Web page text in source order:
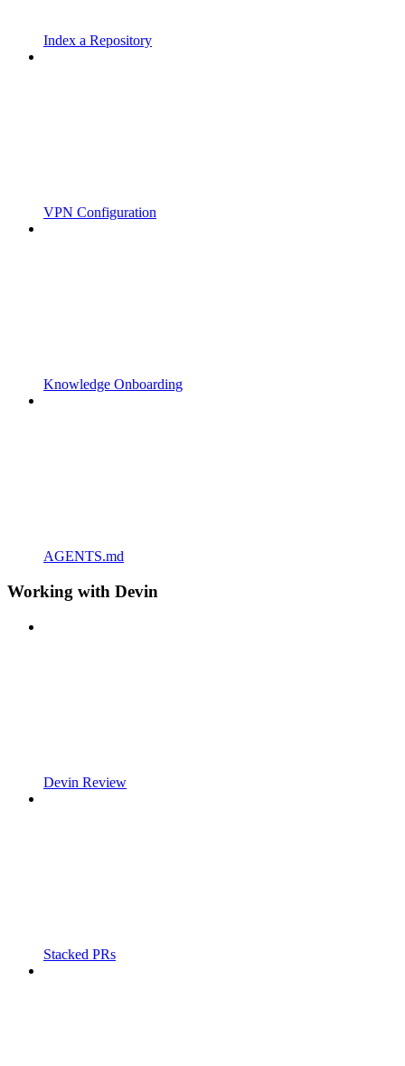
Index a Repository
VPN Configuration
Knowledge Onboarding
AGENTS.md
Working with Devin
Devin Review
Stacked PRs